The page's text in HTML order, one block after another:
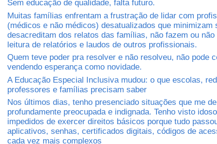
Sem educação de qualidade, falta futuro.
Muitas famílias enfrentam a frustração de lidar com
(médicos e não médicos) desatualizados que minimizam
desacreditam dos relatos das famílias, não fazem ou
leitura de relatórios e laudos de outros profissionais.
Quem teve poder pra resolver e não resolveu, não pode
vendendo esperança como novidade.
A Educação Especial Inclusiva mudou: o que escolas,
professores e famílias precisam saber
Nos últimos dias, tenho presenciado situações que me
profundamente preocupada e indignada. Tenho visto
impedidos de exercer direitos básicos porque tudo
aplicativos, senhas, certificados digitais, códigos de
cada vez mais complexos